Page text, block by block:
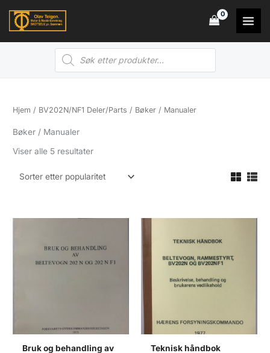
Products
search
Hjem / BV202N/NF1 Deler/Parts / Bøker / Manualer
Bøker / Manualer
Viser alle 5 resultaterSortert
Bruk og behandling av
Teknisk håndbok